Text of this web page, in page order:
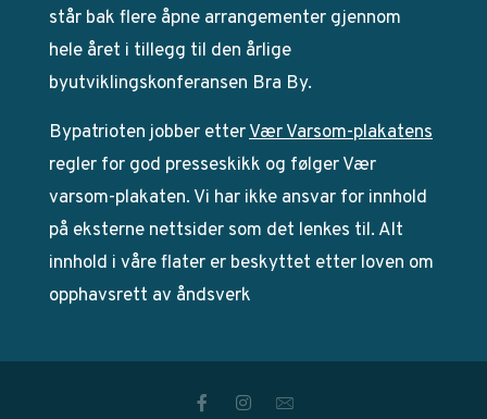
står bak flere åpne arrangementer gjennom
hele året i tillegg til den årlige
byutviklingskonferansen Bra By.
Bypatrioten jobber etterVær Varsom-plakatens
regler for god presseskikk og følger Vær
varsom-plakaten. Vi har ikke ansvar for innhold
på eksterne nettsider som det lenkes til. Alt
innhold i våre flater er beskyttet etter loven om
opphavsrett av åndsverk